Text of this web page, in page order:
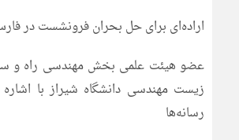
اراده‌ای برای حل بحران فرونشست در
عضو هیئت علمی بخش مهندسی راه و
زیست مهندسی دانشگاه شیراز با اشاره
رسانه‌ها